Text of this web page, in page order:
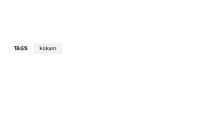
TAGS kokain